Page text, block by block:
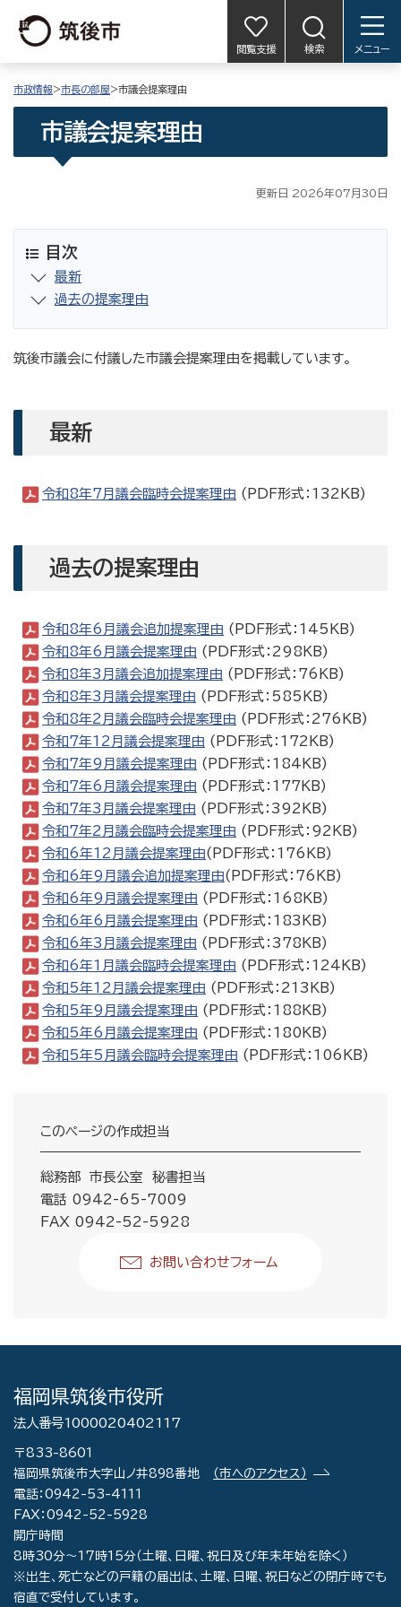
閲覧支援 検索 メニュー
市政情報>市長の部屋>市議会提案理由
市議会提案理由
更新日 2026年07月30日
目次
最新
過去の提案理由
筑後市議会に付議した市議会提案理由を掲載しています。
最新
令和8年7月議会臨時会提案理由 (PDF形式：132KB)
過去の提案理由
令和8年6月議会追加提案理由 (PDF形式：145KB)
令和8年6月議会提案理由 (PDF形式：298KB)
令和8年3月議会追加提案理由 (PDF形式：76KB)
令和8年3月議会提案理由 (PDF形式：585KB)
令和8年2月議会臨時会提案理由 (PDF形式：276KB)
令和7年12月議会提案理由 (PDF形式：172KB)
令和7年9月議会提案理由 (PDF形式：184KB)
令和7年6月議会提案理由 (PDF形式：177KB)
令和7年3月議会提案理由 (PDF形式：392KB)
令和7年2月議会臨時会提案理由 (PDF形式：92KB)
令和6年12月議会提案理由(PDF形式：176KB)
令和6年9月議会追加提案理由(PDF形式：76KB)
令和6年9月議会提案理由 (PDF形式：168KB)
令和6年6月議会提案理由 (PDF形式：183KB)
令和6年3月議会提案理由 (PDF形式：378KB)
令和6年1月議会臨時会提案理由 (PDF形式：124KB)
令和5年12月議会提案理由 (PDF形式：213KB)
令和5年9月議会提案理由 (PDF形式：188KB)
令和5年6月議会提案理由 (PDF形式：180KB)
令和5年5月議会臨時会提案理由 (PDF形式：106KB)
このページの作成担当
総務部 市長公室 秘書担当
電話 0942-65-7009
FAX 0942-52-5928
お問い合わせフォーム
福岡県筑後市役所
法人番号1000020402117
〒833-8601
福岡県筑後市大字山ノ井898番地
（市へのアクセス）
電話：0942-53-4111
FAX：0942-52-5928
開庁時間
8時30分～17時15分（土曜、日曜、祝日及び年末年始を除く）
※出生、死亡などの戸籍の届出は、土曜、日曜、祝日などの閉庁時でも
宿直で受付しています。